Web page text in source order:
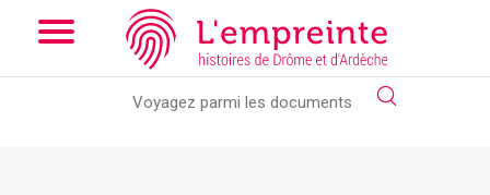
Array ( [slug] => document [ref] => B263626101_CP391 )
the new slick-theme.css if you want the default styling